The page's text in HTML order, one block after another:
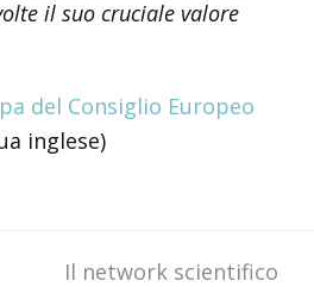
il suo cruciale valore
del Consiglio Europeo
inglese)
next
Il network scientifico